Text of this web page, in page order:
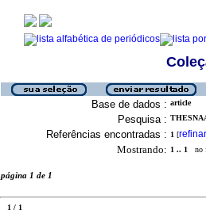
Base de dados : article
Pesquisa :
Referências encontradas : 1 [refinar
Mostrando: 1 .. 1 no
página 1 de 1
1 / 1